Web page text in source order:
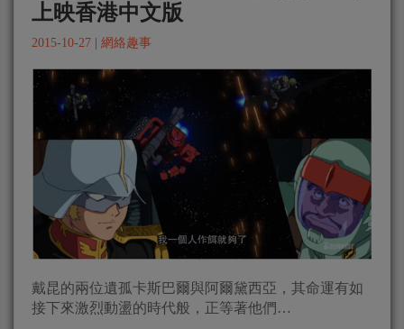
上映香港中文版
2015-10-27 網絡趣事
戴昆的兩位遺孤卡斯巴爾與阿爾黛西亞，其命運有如
接下來激烈動盪的時代般，正等著他們…